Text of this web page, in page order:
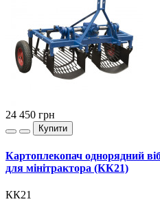
24 450 грн
Купити
Картоплекопач однорядний
для мінітрактора (КК21)
КК21